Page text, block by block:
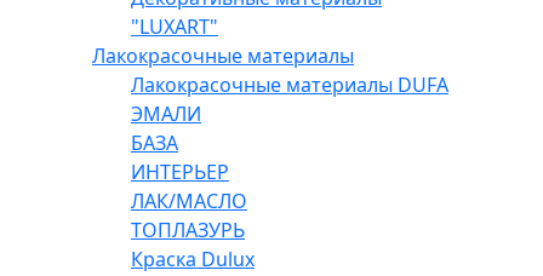
"LUXART"
Лакокрасочные материалы
Лакокрасочные материалы DUFA
ЭМАЛИ
БАЗА
ИНТЕРЬЕР
ЛАК/МАСЛО
ТОПЛАЗУРЬ
Краска Dulux